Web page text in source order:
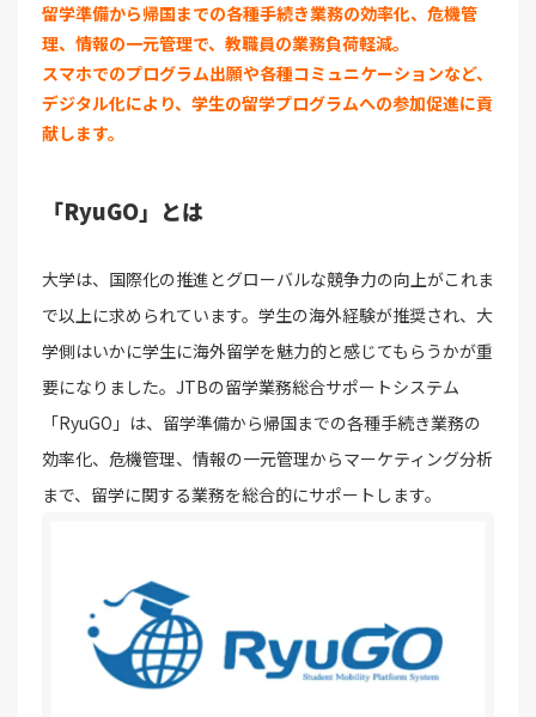
留学準備から帰国までの各種手続き業務の効率化、危機管
理、情報の一元管理で、教職員の業務負荷軽減。
スマホでのプログラム出願や各種コミュニケーションなど、
デジタル化により、学生の留学プログラムへの参加促進に貢
献します。
「RyuGO」とは
大学は、国際化の推進とグローバルな競争力の向上がこれま
で以上に求められています。学生の海外経験が推奨され、大
学側はいかに学生に海外留学を魅力的と感じてもらうかが重
要になりました。JTBの留学業務総合サポートシステム
「RyuGO」は、留学準備から帰国までの各種手続き業務の
効率化、危機管理、情報の一元管理からマーケティング分析
まで、留学に関する業務を総合的にサポートします。